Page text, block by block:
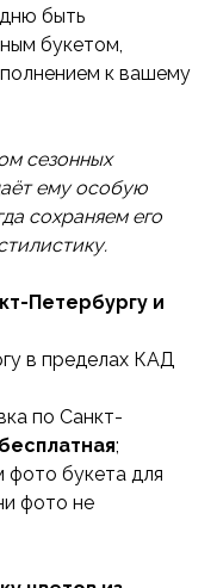
быть
букетом,
к вашему
сезонных
ему особую
сохраняем его
Петербургу и
в пределах КАД
по Санкт-
бесплатная;
букета для
фото не